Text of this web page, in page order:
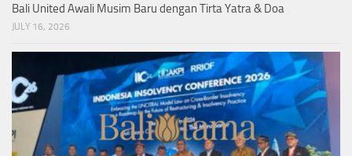
Bali United Awali Musim Baru dengan Tirta Yatra & Doa
JULY 16, 2026